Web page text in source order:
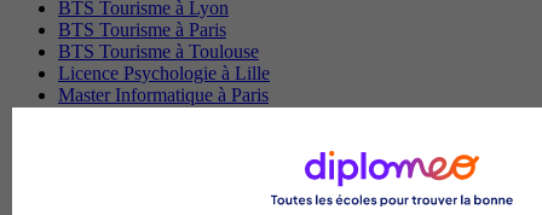
BTS Tourisme à Lyon
BTS Tourisme à Paris
BTS Tourisme à Toulouse
Licence Psychologie à Lille
Master Informatique à Paris